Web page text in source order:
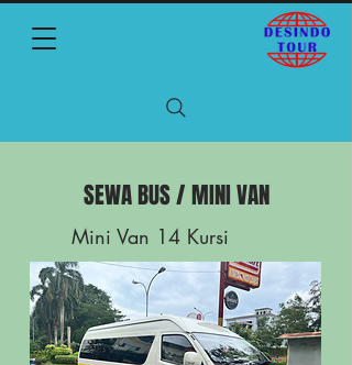
SEWA BUS / MINI VAN
Mini Van 14 Kursi